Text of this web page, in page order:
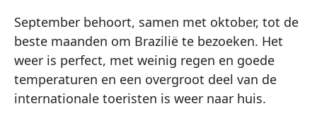
September behoort, samen met oktober, tot de
beste maanden om Brazilië te bezoeken. Het
weer is perfect, met weinig regen en goede
temperaturen en een overgroot deel van de
internationale toeristen is weer naar huis.